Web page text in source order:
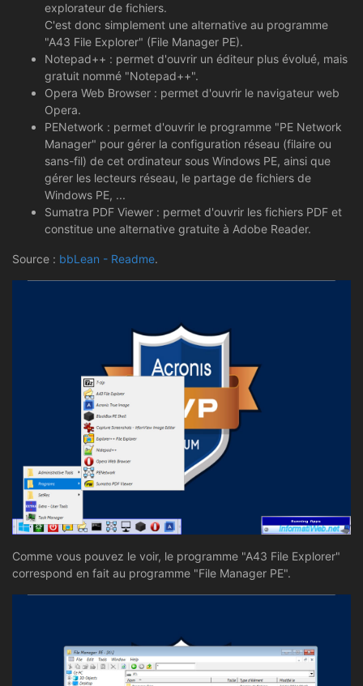
explorateur de fichiers.
C'est donc simplement une alternative au programme
"A43 File Explorer" (File Manager PE).
Notepad++ : permet d'ouvrir un éditeur plus évolué, mais
gratuit nommé "Notepad++".
Opera Web Browser : permet d'ouvrir le navigateur web
Opera.
PENetwork : permet d'ouvrir le programme "PE Network
Manager" pour gérer la configuration réseau (filaire ou
sans-fil) de cet ordinateur sous Windows PE, ainsi que
gérer les lecteurs réseau, le partage de fichiers de
Windows PE, ...
Sumatra PDF Viewer : permet d'ouvrir les fichiers PDF et
constitue une alternative gratuite à Adobe Reader.
Source : bbLean - Readme.
Comme vous pouvez le voir, le programme "A43 File Explorer"
correspond en fait au programme "File Manager PE".